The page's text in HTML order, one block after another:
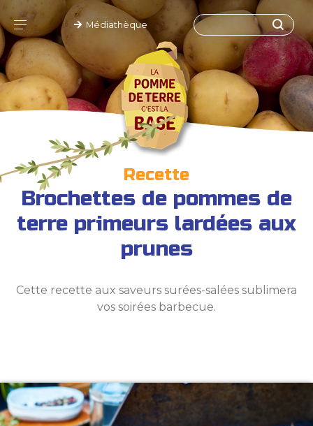
Médiathèque
Recette
Brochettes de pommes de
terre primeurs lardées aux
prunes
Cette recette aux saveurs surées-salées sublimera
vos soirées barbecue.